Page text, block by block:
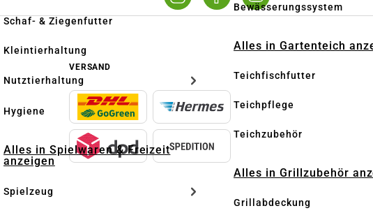
Schaf- & Ziegenfutter
Kleintierhaltung
Nutztierhaltung
Hygiene
Alles in Spielwaren & Freizeit
anzeigen
Spielzeug
Bewässerungssystem
Alles in Gartenteich
Teichfischfutter
Teichpflege
Teichzubehör
Alles in Grillzubehör
Grillabdeckung
VERSAND